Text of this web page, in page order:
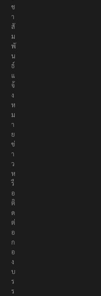
ช
า
สั
ม
พั
น
ธ์
แ
จ้
ง
ห
ม
า
ย
ข่
า
ว
ห
รื
อ
ติ
ด
ต่
อ
ก
อ
ง
บ
ร
ร